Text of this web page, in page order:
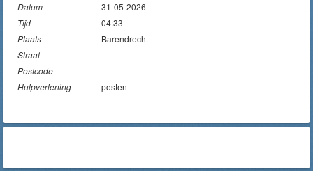
Datum
31-05-2026
Tijd
04:33
Plaats
Barendrecht
Straat
Postcode
Hulpverlening
posten